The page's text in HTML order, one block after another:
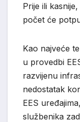
Prije ili
počet će
Kao najveće
u provedbi
razvijenu
nedostatak
EES
službenika